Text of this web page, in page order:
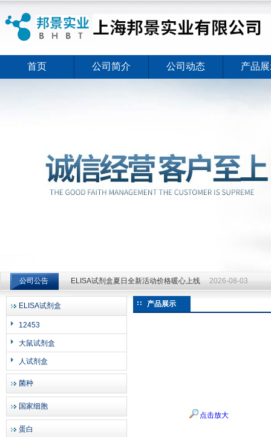
上海邦景实业有限公司
首页 公司简介 公司动态 产品
公司公告 ELISA试剂盒夏日全新活动价格暖心上线 2026-08-03
ELISA试剂盒夏日全新活动价格暖心上线
ELISA试剂盒
12453
大鼠试剂盒
人试剂盒
菌种
国家细胞
蛋白
产品展示
点击放大